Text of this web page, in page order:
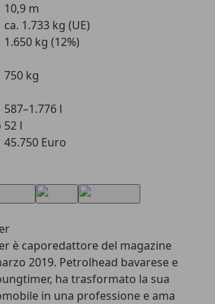
10,9 m
ca. 1.733 kg (UE)
1.650 kg (12%)
750 kg
587–1.776 l
52 l
45.750 Euro
è caporedattore del magazine
2019. Petrolhead bavarese e
ha trasformato la sua
in una professione e ama